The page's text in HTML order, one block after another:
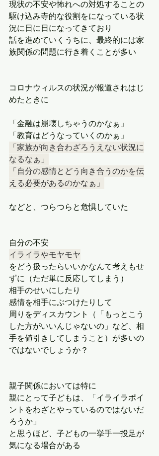
現状の不安や怖れへの対処することの
駆け込み寺的な役割をになっている状
況に日に日になってきており
話を進めていくうちに、最終的には家
族関係の問題に行き着くことが多い
コロナウィルスの状況が報道されはじ
めたときに
「金融は崩壊しちゃうのかなぁ」
「教育はどうなっていくのかぁ」
「家族が向き合わざろうえない状況に
なるなぁ」
「自分の感情とどう向き合うのかを伝
える必要があるのかなぁ」
などと、つらつらと危惧していた
自分の不安
イライラやモヤモヤ
をどう扱ったらいいかなんて考えもせ
ずに（ただ単に反応してしまう）
相手のせいにしたり
感情を相手にぶつけたりして
周りをディスカウント（「もっとこう
した方がいいんじゃないの」など、相
手を値引きしてしまうこと）が多いの
ではないでしょうか？
親子関係においては特に
親にとって子どもは、「イライラポイ
ントをわざとやっているのではないだ
ろうか」
と思うほど、子どもの一挙手一投足が
気になる場合がある